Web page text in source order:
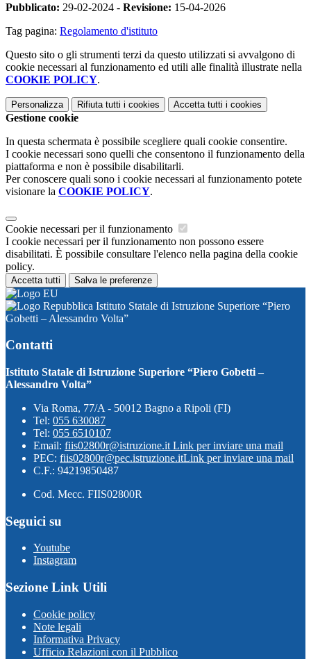
Pubblicato: 29-02-2024 - Revisione: 15-04-2026
Tag pagina: Regolamento d'istituto
Questo sito o gli strumenti terzi da questo utilizzati si avvalgono di
cookie necessari al funzionamento ed utili alle finalità illustrate nella
COOKIE POLICY.
Personalizza Rifiuta tutti i cookies Accetta tutti i cookies
Gestione cookie
In questa schermata è possibile scegliere quali cookie consentire.
I cookie necessari sono quelli che consentono il funzionamento della
piattaforma e non è possibile disabilitarli.
Per conoscere quali sono i cookie necessari al funzionamento potete
visionare la COOKIE POLICY.
Cookie necessari per il funzionamento
I cookie necessari per il funzionamento non possono essere
disabilitati. È possibile consultare l'elenco nella pagina della cookie
policy.
Accetta tutti Salva le preferenze
Istituto Statale di Istruzione Superiore “Piero
Gobetti – Alessandro Volta”
Contatti
Istituto Statale di Istruzione Superiore “Piero Gobetti –
Alessandro Volta”
Via Roma, 77/A - 50012 Bagno a Ripoli (FI)
Tel: 055 630087
Tel: 055 6510107
Email: fiis02800r@istruzione.it Link per inviare una mail
PEC: fiis02800r@pec.istruzione.itLink per inviare una mail
C.F.: 94219850487
Cod. Mecc. FIIS02800R
Seguici su
Youtube
Instagram
Sezione Link Utili
Cookie policy
Note legali
Informativa Privacy
Ufficio Relazioni con il Pubblico